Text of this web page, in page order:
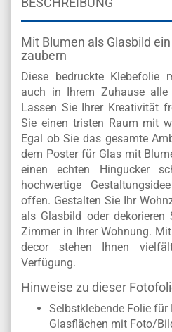
Mit Blumen als Glasbild
zaubern
Diese bedruckte Klebefolie
auch in Ihrem Zuhause
Lassen Sie Ihrer Kreativität
Sie einen tristen Raum mit
Egal ob Sie das gesamte
dem Poster für Glas mit
einen echten Hingucker
hochwertige
offen. Gestalten Sie Ihr
als Glasbild oder dekorieren
Zimmer in Ihrer Wohnung.
decor stehen Ihnen
Verfügung.
Hinweise zu dieser
Selbstklebende Folie für
Glasflächen mit Foto/